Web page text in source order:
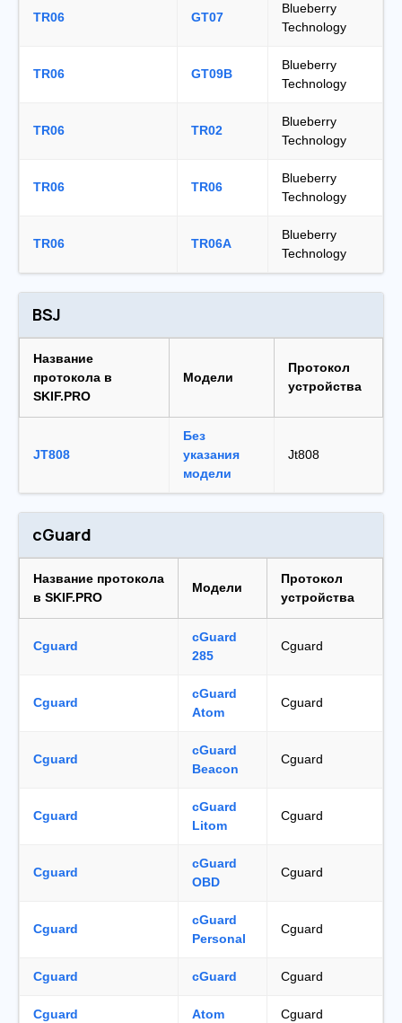
TR06 GT07
Blueberry
Technology
TR06 GT09B
Blueberry
Technology
TR06 TR02
Blueberry
Technology
TR06 TR06
Blueberry
Technology
TR06 TR06A
Blueberry
Technology
BSJ
Название
протокола в
SKIF.PRO
Модели
Протокол
устройства
JT808
Без
указания
модели
Jt808
cGuard
Название протокола
в SKIF.PRO
Модели
Протокол
устройства
Cguard
cGuard
285
Cguard
Cguard
cGuard
Atom
Cguard
Cguard
cGuard
Beacon
Cguard
Cguard
cGuard
Litom
Cguard
Cguard
cGuard
OBD
Cguard
Cguard
cGuard
Personal
Cguard
Cguard cGuard Cguard
Cguard Atom Cguard